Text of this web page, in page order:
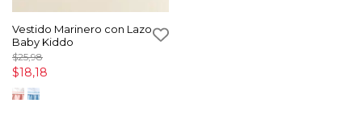
Vestido Marinero con Lazo
Baby Kiddo
$25,98
$18,18